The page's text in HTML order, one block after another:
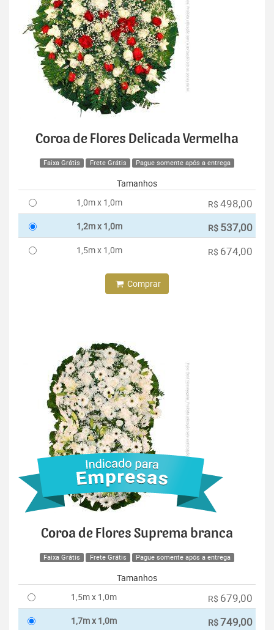
Coroa de Flores Delicada Vermelha
Faixa Grátis Frete Grátis Pague somente após a entrega
Tamanhos
1,0m x 1,0m
R$ 498,00
1,2m x 1,0m R$ 537,00
1,5m x 1,0m R$ 674,00
Comprar
Coroa de Flores Suprema branca
Faixa Grátis Frete Grátis Pague somente após a entrega
Tamanhos
1,5m x 1,0m
R$ 679,00
1,7m x 1,0m R$749,00